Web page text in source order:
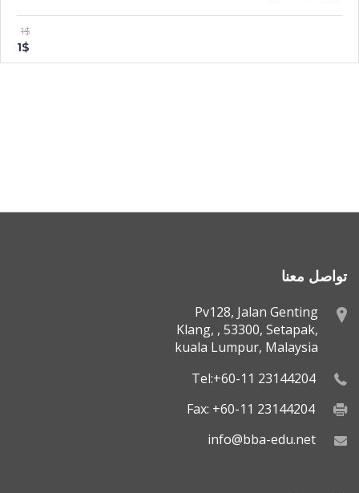
1$
1$
تواصل معنا
Pv128, Jalan Genting
Klang, , 53300, Setapak,
kuala Lumpur, Malaysia
Tel:+60-11 23144204
Fax: +60-11 23144204
info@bba-edu.net